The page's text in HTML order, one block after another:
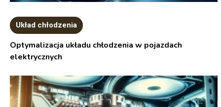
Układ chłodzenia
Optymalizacja układu chłodzenia w pojazdach
elektrycznych